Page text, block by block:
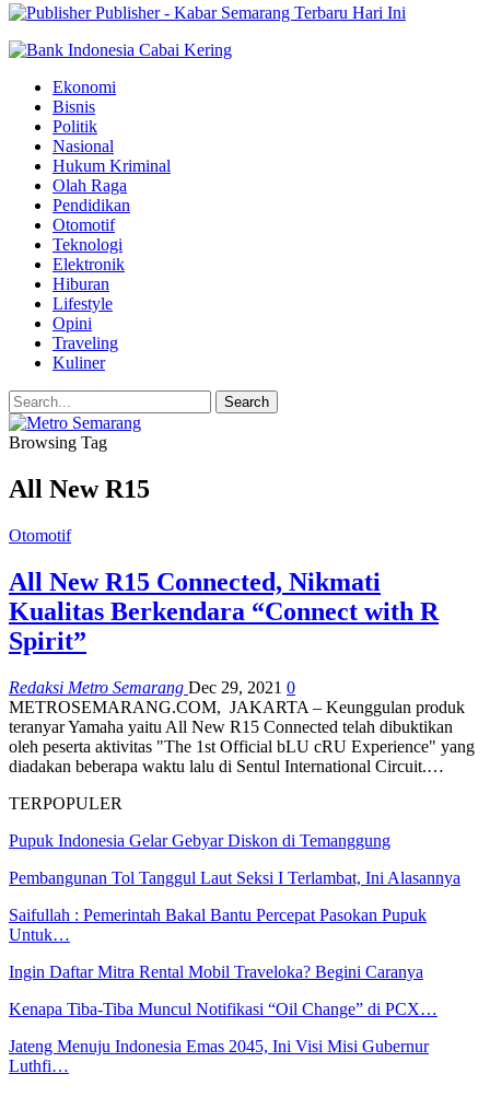
Publisher - Kabar Semarang Terbaru Hari Ini
Ekonomi
Bisnis
Politik
Nasional
Hukum Kriminal
Olah Raga
Pendidikan
Otomotif
Teknologi
Elektronik
Hiburan
Lifestyle
Opini
Traveling
Kuliner
Browsing Tag
All New R15
Otomotif
All New R15 Connected, Nikmati
Kualitas Berkendara “Connect with R
Spirit”
Redaksi Metro Semarang Dec 29, 2021 0
METROSEMARANG.COM, JAKARTA – Keunggulan produk
teranyar Yamaha yaitu All New R15 Connected telah dibuktikan
oleh peserta aktivitas "The 1st Official bLU cRU Experience" yang
diadakan beberapa waktu lalu di Sentul International Circuit.…
TERPOPULER
Pupuk Indonesia Gelar Gebyar Diskon di Temanggung
Pembangunan Tol Tanggul Laut Seksi I Terlambat, Ini Alasannya
Saifullah : Pemerintah Bakal Bantu Percepat Pasokan Pupuk
Untuk…
Ingin Daftar Mitra Rental Mobil Traveloka? Begini Caranya
Kenapa Tiba-Tiba Muncul Notifikasi “Oil Change” di PCX…
Jateng Menuju Indonesia Emas 2045, Ini Visi Misi Gubernur
Luthfi…